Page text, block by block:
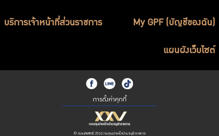
บริการเจ้าหน้าที่ส่วนราชการ My GPF (บัญชีของฉัน)
แผนผังเว็บไซต์
การตั้งค่าคุกกี้
© สงวนลิขสิทธิ์ 2562 กองทุนบำเหน็จบำนาญข้าราชการ